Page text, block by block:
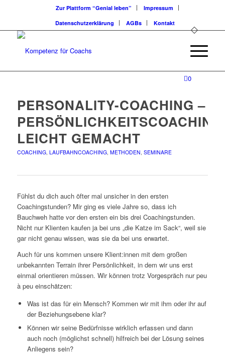
Zur Plattform “Genial leben”
Impressum
Datenschutzerklärung
AGBs Kontakt
0
PERSONALITY-COACHING –
PERSÖNLICHKEITSCOACHING
LEICHT GEMACHT
COACHING, LAUFBAHNCOACHING, METHODEN, SEMINARE
Fühlst du dich auch öfter mal unsicher in den ersten
Coachingstunden? Mir ging es viele Jahre so, dass ich
Bauchweh hatte vor den ersten ein bis drei Coachingstunden.
Nicht nur Klienten kaufen ja bei uns „die Katze im Sack“, weil sie
gar nicht genau wissen, was sie da bei uns erwartet.
Auch für uns kommen unsere Klient:innen mit dem großen
unbekannten Terrain ihrer Persönlichkeit, in dem wir uns erst
einmal orientieren müssen. Wir können trotz Vorgespräch nur peu
à peu einschätzen:
Was ist das für ein Mensch? Kommen wir mit ihm oder ihr auf
der Beziehungsebene klar?
Können wir seine Bedürfnisse wirklich erfassen und dann
auch noch (möglichst schnell) hilfreich bei der Lösung seines
Anliegens sein?